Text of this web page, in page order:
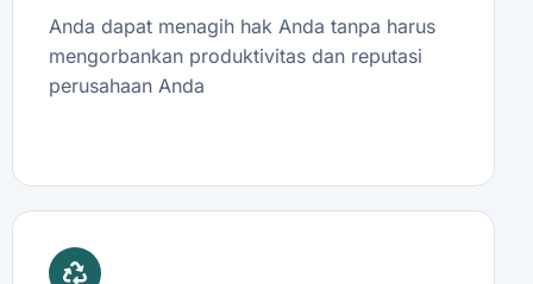
Anda dapat menagih hak Anda tanpa harus
mengorbankan produktivitas dan reputasi
perusahaan Anda